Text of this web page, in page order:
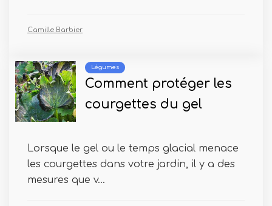
Camille Barbier
Légumes
Comment protéger les
courgettes du gel
Lorsque le gel ou le temps glacial menace
les courgettes dans votre jardin, il y a des
mesures que v...